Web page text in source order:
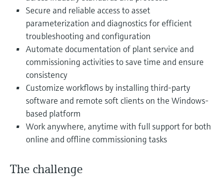
Device Viewer
Find product-specific information and
documentation
Spare parts finder
Find spare parts by product root, order code,
or serial number
Level measurement with pressure
Alles winkelen
Memosens technology
Alles winkelen
besluitvormingsniveau
Secure and reliable access to asset
parameterization and diagnostics for efficient
troubleshooting and configuration
Automate documentation of plant service and
commissioning activities to save time and ensure
consistency
Customize workflows by installing third-party
software and remote soft clients on the Windows-
based platform
Work anywhere, anytime with full support for both
online and offline commissioning tasks
The challenge